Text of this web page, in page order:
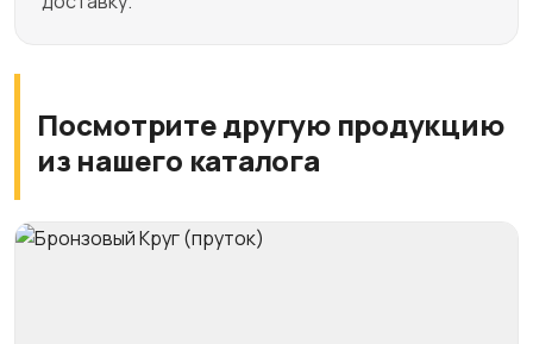
Посмотрите другую продукцию
из нашего каталога